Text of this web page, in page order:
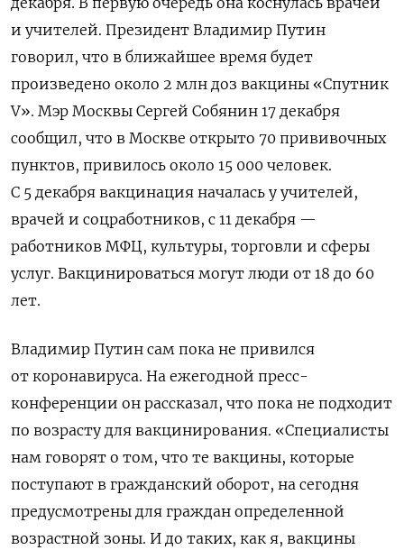
и учителей. Президент Владимир Путин
говорил, что в ближайшее время будет
произведено около 2 млн доз вакцины «Спутник
V». Мэр Москвы Сергей Собянин 17 декабря
сообщил, что в Москве открыто 70 прививочных
пунктов, привилось около 15 000 человек.
С 5 декабря вакцинация началась у учителей,
врачей и соцработников, с 11 декабря —
работников МФЦ, культуры, торговли и сферы
услуг. Вакцинироваться могут люди от 18 до 60
лет.
Владимир Путин сам пока не привился
от коронавируса. На ежегодной пресс-
конференции он рассказал, что пока не подходит
по возрасту для вакцинирования. «Специалисты
нам говорят о том, что те вакцины, которые
поступают в гражданский оборот, на сегодня
предусмотрены для граждан определенной
возрастной зоны. И до таких, как я, вакцины